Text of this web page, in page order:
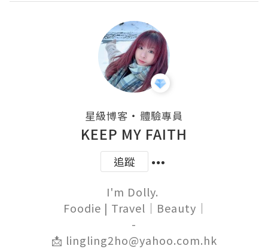
星級博客 ・ 體驗專員
KEEP MY FAITH
追蹤
I'm Dolly.
-
📩 lingling2ho@yahoo.com.hk